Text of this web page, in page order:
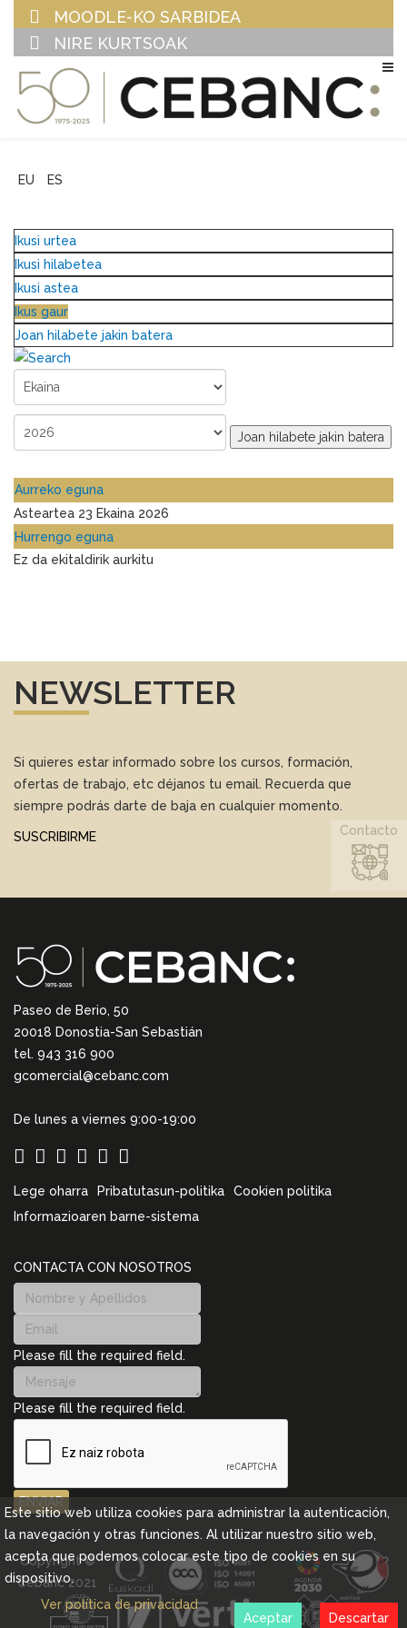
MOODLE-KO SARBIDEA
NIRE KURTSOAK
EU ES
Ikusi urtea
Ikusi hilabetea
Ikusi astea
Ikus gaur
Joan hilabete jakin batera
Joan hilabete jakin batera
Aurreko eguna
Asteartea 23 Ekaina 2026
Hurrengo eguna
Ez da ekitaldirik aurkitu
NEWSLETTER
Si quieres estar informado sobre los cursos, formación,
ofertas de trabajo, etc déjanos tu email. Recuerda que
siempre podrás darte de baja en cualquier momento.
SUSCRIBIRME
Paseo de Berio, 50
20018 Donostia-San Sebastián
tel. 943 316 900
gcomercial@cebanc.com
De lunes a viernes 9:00-19:00
Lege oharra Pribatutasun-politika
Cookien politika
Informazioaren barne-sistema
CONTACTA CON NOSOTROS
Please fill the required field.
Please fill the required field.
ENVIAR
Contacto
Copyright ©
Cebanc 2021
Este sitio web utiliza cookies para administrar la autenticación,
la navegación y otras funciones. Al utilizar nuestro sitio web,
acepta que podemos colocar este tipo de cookies en su
dispositivo.
Ver política de privacidad
Descartar
Aceptar